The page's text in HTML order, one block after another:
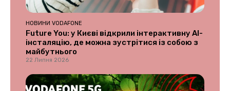
НОВИНИ VODAFONE
Future You: у Києві відкрили інтерактивну AI-
інсталяцію, де можна зустрітися із собою з
майбутнього
22 Липня 2026